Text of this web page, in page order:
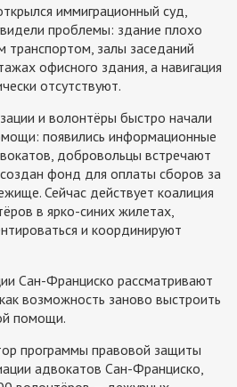
иммиграционный суд,
проблемы: здание плохо
транспортом, залы заседаний
офисного здания, а навигация
отсутствуют.
и волонтёры быстро начали
появились информационные
добровольцы встречают
фонд для оплаты сборов за
Сейчас действует коалиция
в ярко-синих жилетах,
и координируют
Сан-Франциско рассматривают
возможность заново выстроить
помощи.
программы правовой защиты
адвокатов Сан-Франциско,